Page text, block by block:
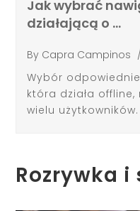
Jak wybrać
działającą o …
By Capra Campinos /
Wybór
która działa
wielu
Rozrywka i